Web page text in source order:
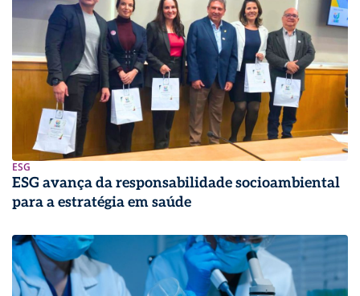
ESG
ESG avança da responsabilidade socioambiental
para a estratégia em saúde